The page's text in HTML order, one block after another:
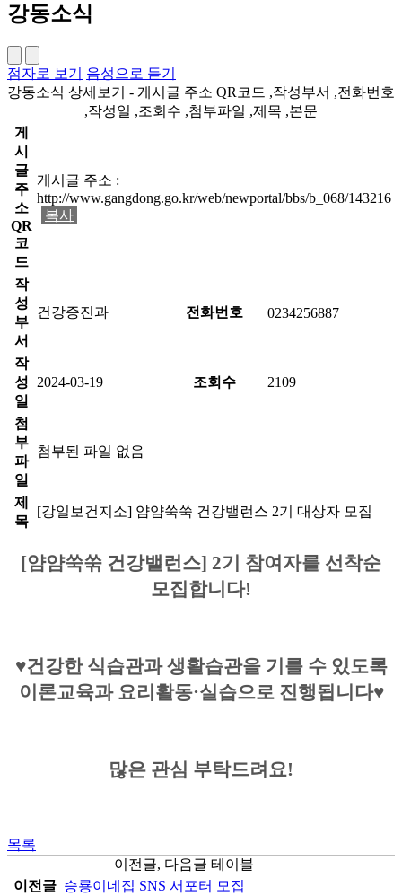
강동소식
점자로 보기
음성으로 듣기
강동소식 상세보기 - 게시글 주소 QR코드 ,작성부서 ,전화번호
,작성일 ,조회수 ,첨부파일 ,제목 ,본문
게
시
글
주
소
QR
코
드
게시글 주소 :
http://www.gangdong.go.kr/web/newportal/bbs/b_068/143216
복사
작
성
부
서
건강증진과 전화번호 0234256887
작
성
일
2024-03-19 조회수 2109
첨
부
파
일
첨부된 파일 없음
제
목
[강일보건지소] 얌얌쑥쑥 건강밸런스 2기 대상자 모집
[얌얌쑥쑦 건강밸런스] 2기 참여자를 선착순
모집합니다!
♥건강한 식습관과 생활습관을 기를 수 있도록
이론교육과 요리활동·실습으로 진행됩니다♥
많은 관심 부탁드려요!
목록
이전글, 다음글 테이블
이전글 승룡이네집 SNS 서포터 모집